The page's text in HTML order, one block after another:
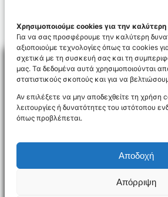
Χρησιμοποιούμε cookies για την καλύτερη
Για να σας προσφέρουμε την καλύτερη
αξιοποιούμε τεχνολογίες όπως τα cookies
σχετικά με τη συσκευή σας και τη
μας. Τα δεδομένα αυτά χρησιμοποιούνται
στατιστικούς σκοπούς και για να
Αν επιλέξετε να μην αποδεχθείτε τη χρήση
λειτουργίες ή δυνατότητες του ιστότοπου
όπως προβλέπεται.
Αποδοχή
Απόρριψη
027_id1018
NEWSLETTER
Δήλωση